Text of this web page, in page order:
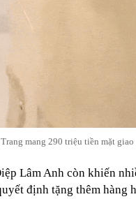
mang 290 triệu tiền mặt
Lâm Anh còn khiến
định tặng thêm hàng